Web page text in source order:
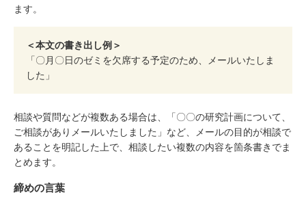
ます。
＜本文の書き出し例＞
「〇月〇日のゼミを欠席する予定のため、メールいたしま
した」
相談や質問などが複数ある場合は、「〇〇の研究計画について、
ご相談がありメールいたしました」など、メールの目的が相談で
あることを明記した上で、相談したい複数の内容を箇条書きでま
とめます。
締めの言葉